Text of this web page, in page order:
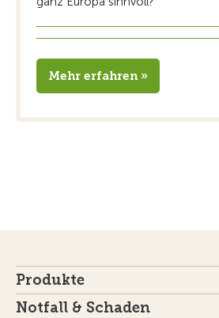
Mehr erfahren »
Produkte
Notfall & Schaden